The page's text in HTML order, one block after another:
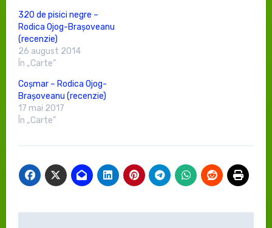
320 de pisici negre –
Rodica Ojog-Brașoveanu
(recenzie)
26 august 2014
În „Carte”
Coșmar – Rodica Ojog-
Brașoveanu (recenzie)
17 mai 2017
În „Carte”